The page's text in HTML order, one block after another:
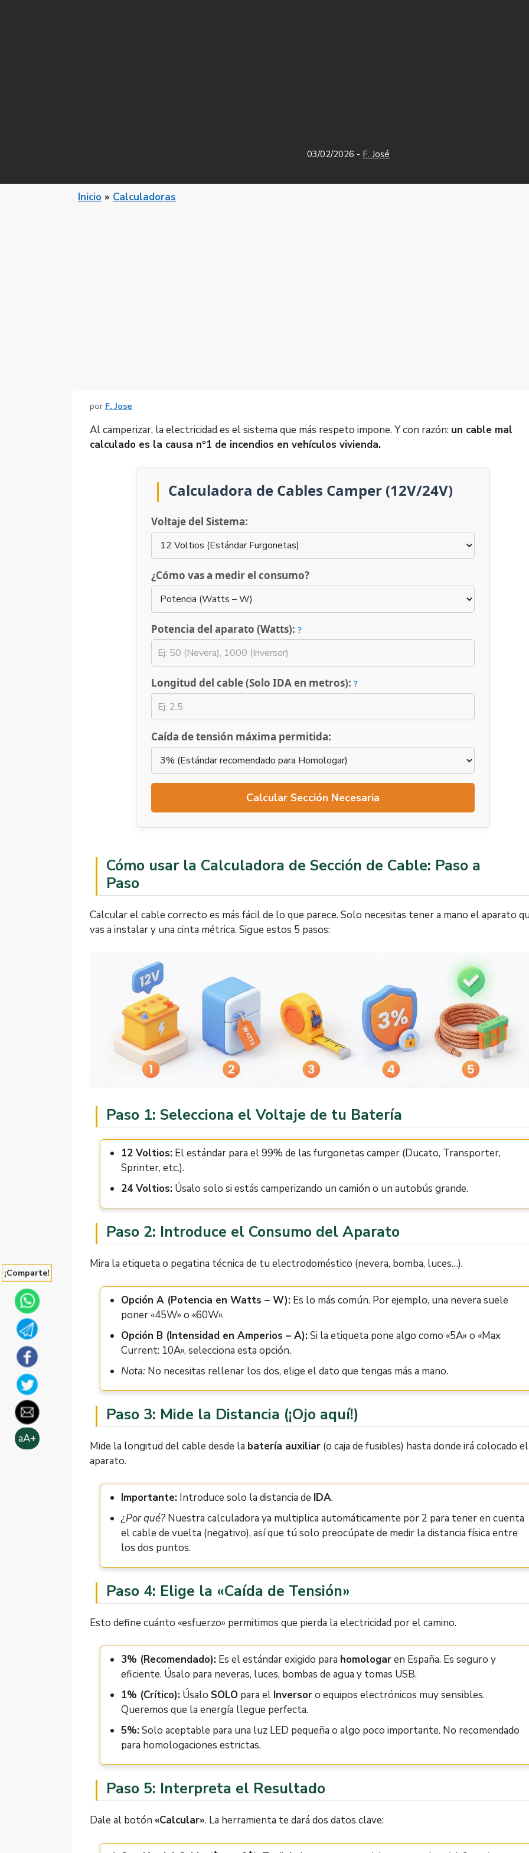
03/02/2026 - F. José
Inicio » Calculadoras
¡Comparte!
aA+
por F. Jose
Al camperizar, la electricidad es el sistema que más respeto impone. Y con razón: un cable mal
calculado es la causa nº1 de incendios en vehículos vivienda.
Calculadora de Cables Camper (12V/24V)
Voltaje del Sistema:
¿Cómo vas a medir el consumo?
Potencia del aparato (Watts): ?
Longitud del cable (Solo IDA en metros): ?
Caída de tensión máxima permitida:
Calcular Sección Necesaria
Cómo usar la Calculadora de Sección de Cable: Paso a
Paso
Calcular el cable correcto es más fácil de lo que parece. Solo necesitas tener a mano el aparato
vas a instalar y una cinta métrica. Sigue estos 5 pasos:
Paso 1: Selecciona el Voltaje de tu Batería
12 Voltios: El estándar para el 99% de las furgonetas camper (Ducato, Transporter,
Sprinter, etc.).
24 Voltios: Úsalo solo si estás camperizando un camión o un autobús grande.
Paso 2: Introduce el Consumo del Aparato
Mira la etiqueta o pegatina técnica de tu electrodoméstico (nevera, bomba, luces…).
Opción A (Potencia en Watts – W): Es lo más común. Por ejemplo, una nevera suele
poner «45W» o «60W».
Opción B (Intensidad en Amperios – A):Si la etiqueta pone algo como «5A» o «Max
Current: 10A», selecciona esta opción.
Nota: No necesitas rellenar los dos, elige el dato que tengas más a mano.
Paso 3: Mide la Distancia (¡Ojo aquí!)
Mide la longitud del cable desde la batería auxiliar (o caja de fusibles) hasta donde irá colocado el
aparato.
Importante: Introduce solo la distancia de IDA.
¿Por qué? Nuestra calculadora ya multiplica automáticamente por 2 para tener en cuenta
el cable de vuelta (negativo), así que tú solo preocúpate de medir la distancia física entre
los dos puntos.
Paso 4: Elige la «Caída de Tensión»
Esto define cuánto «esfuerzo» permitimos que pierda la electricidad por el camino.
3% (Recomendado): Es el estándar exigido para homologaren España. Es seguro y
eficiente. Úsalo para neveras, luces, bombas de agua y tomas USB.
1% (Crítico): Úsalo SOLO para el Inversoro equipos electrónicos muy sensibles.
Queremos que la energía llegue perfecta.
5%:Solo aceptable para una luz LED pequeña o algo poco importante. No recomendado
para homologaciones estrictas.
Paso 5: Interpreta el Resultado
Dale al botón «Calcular». La herramienta te dará dos datos clave: